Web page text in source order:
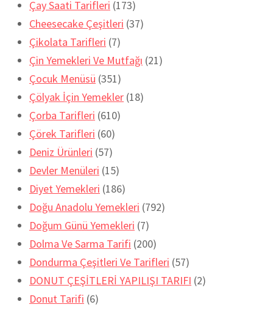
Çay Saati Tarifleri (173)
Cheesecake Çeşitleri (37)
Çikolata Tarifleri (7)
Çin Yemekleri Ve Mutfağı (21)
Çocuk Menüsü (351)
Çölyak İçin Yemekler (18)
Çorba Tarifleri (610)
Çörek Tarifleri (60)
Deniz Ürünleri (57)
Devler Menüleri (15)
Diyet Yemekleri (186)
Doğu Anadolu Yemekleri (792)
Doğum Günü Yemekleri (7)
Dolma Ve Sarma Tarifi (200)
Dondurma Çeşitleri Ve Tarifleri (57)
DONUT ÇEŞİTLERİ YAPILIŞI TARIFI (2)
Donut Tarifi (6)